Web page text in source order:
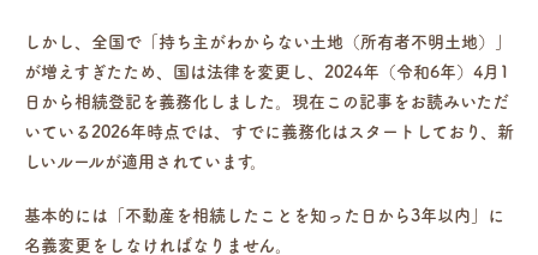
しかし、全国で「持ち主がわからない土地（所有者不明土地）」
が増えすぎたため、国は法律を変更し、 2024年（令和6年）4月1
日から相続登記を義務化 しました。現在この記事をお読みいただ
いている2026年時点では、すでに義務化はスタートしており、新
しいルールが適用されています。
基本的には「不動産を相続したことを知った日から3年以内」に
名義変更をしなければなりません。